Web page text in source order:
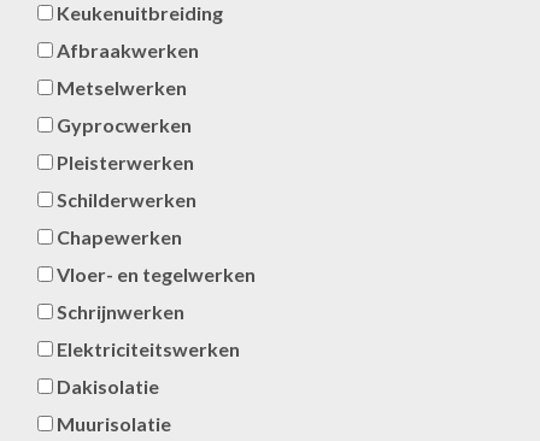
Keukenuitbreiding
Afbraakwerken
Metselwerken
Gyprocwerken
Pleisterwerken
Schilderwerken
Chapewerken
Vloer- en tegelwerken
Schrijnwerken
Elektriciteitswerken
Dakisolatie
Muurisolatie